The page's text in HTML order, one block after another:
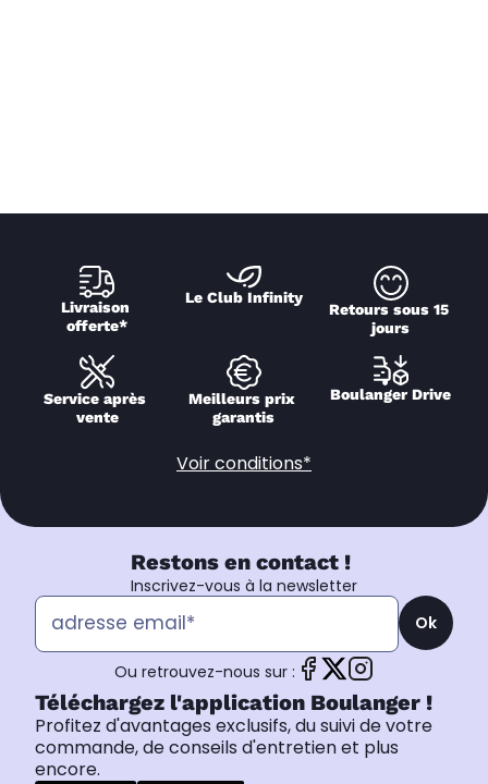
Livraison
offerte*
Le Club Infinity
Retours sous 15
jours
Service après
vente
Meilleurs prix
garantis
Boulanger Drive
Voir conditions*
Restons en contact !
Inscrivez-vous à la newsletter
Ok
Ou retrouvez-nous sur :
Téléchargez l'application Boulanger !
Profitez d'avantages exclusifs, du suivi de votre
commande, de conseils d'entretien et plus
encore.